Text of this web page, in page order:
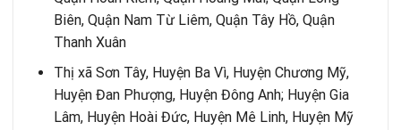
Biên, Quận Nam Từ Liêm, Quận Tây Hồ, Quận
Thanh Xuân
Thị xã Sơn Tây, Huyện Ba Vì, Huyện Chương Mỹ,
Huyện Đan Phượng, Huyện Đông Anh; Huyện Gia
Lâm, Huyện Hoài Đức, Huyện Mê Linh, Huyện Mỹ